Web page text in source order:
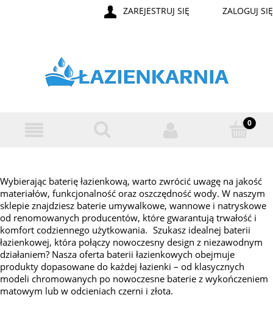
ZAREJESTRUJ SIĘ ZALOGUJ SIĘ
Wybierając baterię łazienkową, warto zwrócić uwagę na jakość
materiałów, funkcjonalność oraz oszczędność wody. W naszym
sklepie znajdziesz baterie umywalkowe, wannowe i natryskowe
od renomowanych producentów, które gwarantują trwałość i
komfort codziennego użytkowania. Szukasz idealnej baterii
łazienkowej, która połączy nowoczesny design z niezawodnym
działaniem? Nasza oferta baterii łazienkowych obejmuje
produkty dopasowane do każdej łazienki – od klasycznych
modeli chromowanych po nowoczesne baterie z wykończeniem
matowym lub w odcieniach czerni i złota.